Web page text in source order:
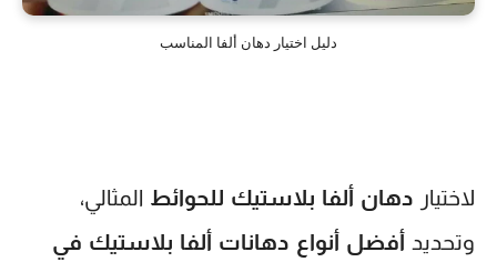
دليل اختيار دهان ألفا المناسب
لاختيار دهان ألفا بلاستيك للحوائط المثالي،
وتحديد أفضل أنواع دهانات ألفا بلاستيك في